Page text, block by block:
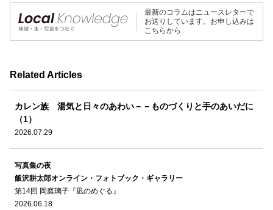
最新のコラムはニュースレターで
お送りしています。お申し込みは
こちらから
Related Articles
カレン族 湯気と日々のあわい－－ものづくりと手のあいだに
（1）
2026.07.29
写真集の夜
飯沢耕太郎オンライン・フォトブック・ギャラリー
第14回 岡庭璃子『凪のめぐる』
2026.06.18